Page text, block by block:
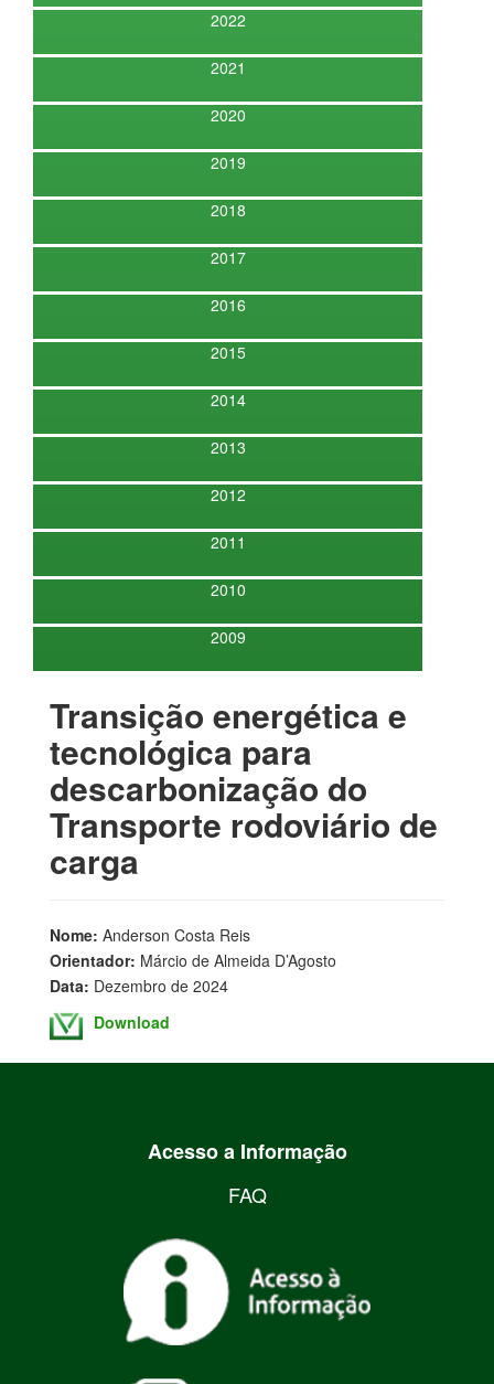
2022
2021
2020
2019
2018
2017
2016
2015
2014
2013
2012
2011
2010
2009
Transição energética e
tecnológica para
descarbonização do
Transporte rodoviário de
carga
Nome: Anderson Costa Reis
Orientador: Márcio de Almeida D’Agosto
Data: Dezembro de 2024
Download
Acesso a Informação
FAQ